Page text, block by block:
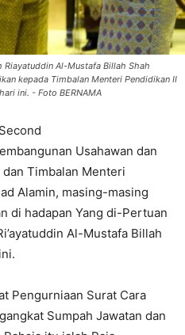
Riayatuddin Al-Mustafa Billah Shah
kepada Timbalan Menteri Pendidikan II
ini. - Foto BERNAMA
Usahawan dan
dan Timbalan Menteri
Alamin, masing-masing
di hadapan Yang di-Pertuan
Al-Mustafa Billah
Pengurniaan Surat Cara
Sumpah Jawatan dan